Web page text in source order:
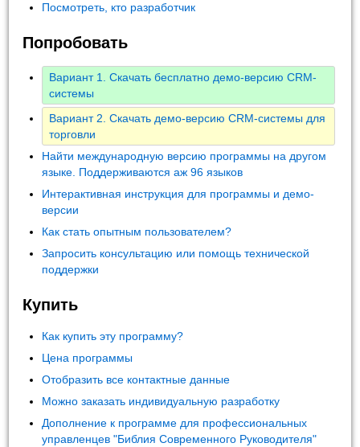
Посмотреть, кто разработчик
Попробовать
Вариант 1. Скачать бесплатно демо-версию CRM-
системы
Вариант 2. Скачать демо-версию CRM-системы для
торговли
Найти международную версию программы на другом
языке. Поддерживаются аж 96 языков
Интерактивная инструкция для программы и демо-
версии
Как стать опытным пользователем?
Запросить консультацию или помощь технической
поддержки
Купить
Как купить эту программу?
Цена программы
Отобразить все контактные данные
Можно заказать индивидуальную разработку
Дополнение к программе для профессиональных
управленцев "Библия Современного Руководителя"